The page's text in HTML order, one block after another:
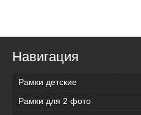
Навигация
Рамки детские
Рамки для 2 фото